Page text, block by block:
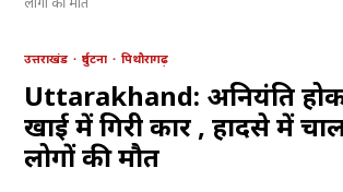
उत्तराखंड दुर्घटना पिथौरागढ़
Uttarakhand: अनियंत्रित
खाई में गिरी कार , हादसे में
लोगों की मौत